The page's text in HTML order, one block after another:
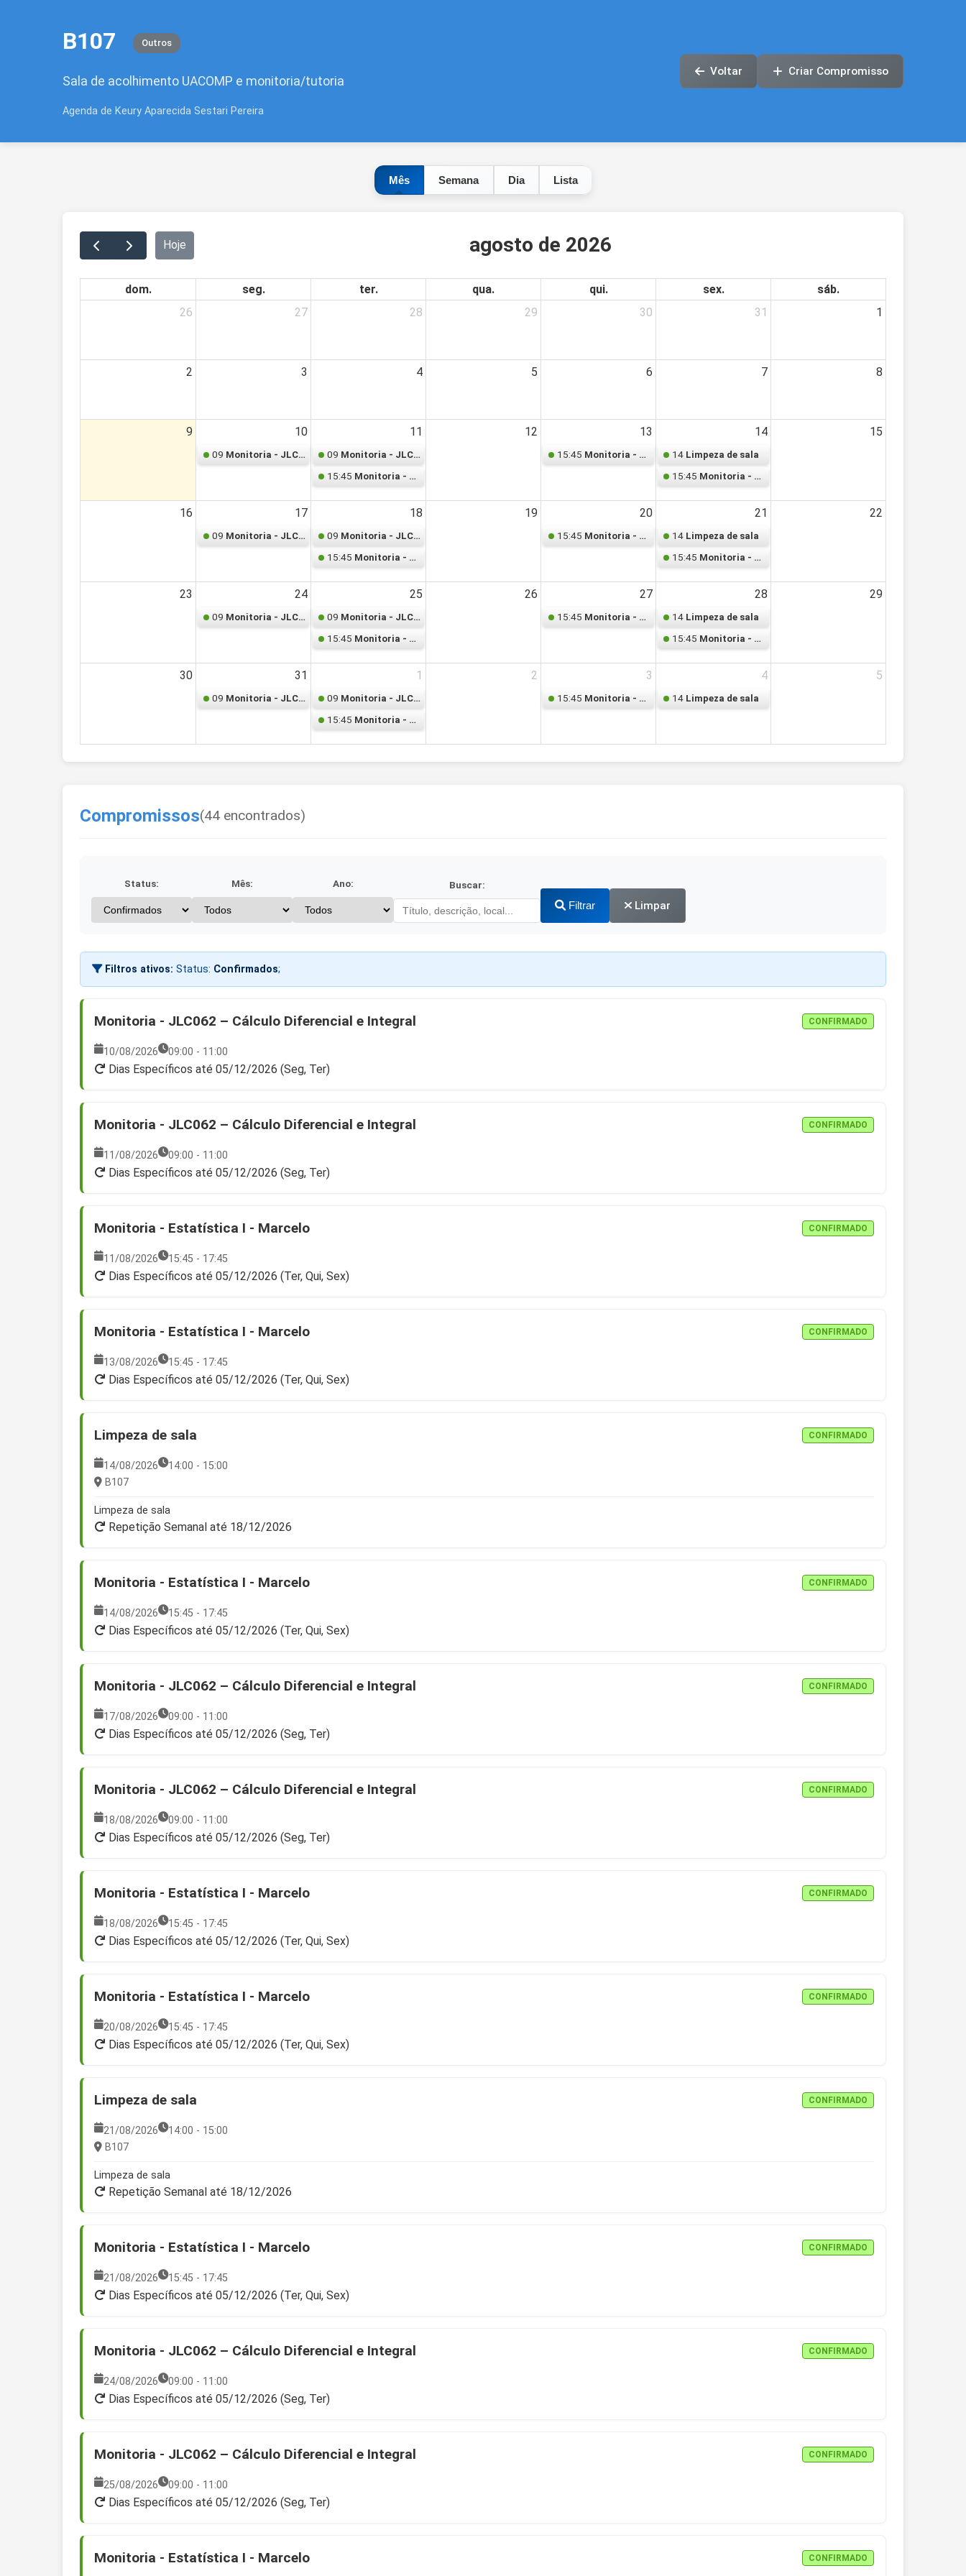
B107 Outros
Sala de acolhimento UACOMP e monitoria/tutoria
Agenda de Keury Aparecida Sestari Pereira
Voltar Criar Compromisso
Mês Semana Dia Lista
Hoje agosto de 2026
dom. seg. ter. qua. qui. sex.
sáb.
26
27 28 29 30 31 1
2 3 4 5 6 7 8
9 10
09 Monitoria - JLC062 – Cálculo Diferencial e Integral
11
09 Monitoria - JLC062 – Cálculo Diferencial e Integral
15:45 Monitoria - Estatística I - Marcelo
12 13
15:45 Monitoria - Estatística I - Marcelo
14
14 Limpeza de sala
15:45 Monitoria - Estatística I - Marcelo
15
16 17
09 Monitoria - JLC062 – Cálculo Diferencial e Integral
18
09 Monitoria - JLC062 – Cálculo Diferencial e Integral
15:45 Monitoria - Estatística I - Marcelo
19 20
15:45 Monitoria - Estatística I - Marcelo
21
14 Limpeza de sala
15:45 Monitoria - Estatística I - Marcelo
22
23 24
09 Monitoria - JLC062 – Cálculo Diferencial e Integral
25
09 Monitoria - JLC062 – Cálculo Diferencial e Integral
15:45 Monitoria - Estatística I - Marcelo
26 27
15:45 Monitoria - Estatística I - Marcelo
28
14 Limpeza de sala
15:45 Monitoria - Estatística I - Marcelo
29
30 31
09 Monitoria - JLC062 – Cálculo Diferencial e Integral
1
09 Monitoria - JLC062 – Cálculo Diferencial e Integral
15:45 Monitoria - Estatística I - Marcelo
2 3
15:45 Monitoria - Estatística I - Marcelo
4
14 Limpeza de sala
5
Compromissos(44 encontrados)
Status: Mês: Ano: Buscar:
Filtrar Limpar
Filtros ativos: Status: Confirmados;
Monitoria - JLC062 – Cálculo Diferencial e Integral CONFIRMADO
10/08/2026 09:00 - 11:00
Dias Específicos até 05/12/2026 (Seg, Ter)
Monitoria - JLC062 – Cálculo Diferencial e Integral CONFIRMADO
11/08/2026 09:00 - 11:00
Dias Específicos até 05/12/2026 (Seg, Ter)
Monitoria - Estatística I - Marcelo CONFIRMADO
11/08/2026 15:45 - 17:45
Dias Específicos até 05/12/2026 (Ter, Qui, Sex)
Monitoria - Estatística I - Marcelo CONFIRMADO
13/08/2026 15:45 - 17:45
Dias Específicos até 05/12/2026 (Ter, Qui, Sex)
Limpeza de sala CONFIRMADO
14/08/2026
14:00 - 15:00
B107
Limpeza de sala
Repetição Semanal até 18/12/2026
Monitoria - Estatística I - Marcelo CONFIRMADO
14/08/2026 15:45 - 17:45
Dias Específicos até 05/12/2026 (Ter, Qui, Sex)
Monitoria - JLC062 – Cálculo Diferencial e Integral CONFIRMADO
17/08/2026 09:00 - 11:00
Dias Específicos até 05/12/2026 (Seg, Ter)
Monitoria - JLC062 – Cálculo Diferencial e Integral CONFIRMADO
18/08/2026 09:00 - 11:00
Dias Específicos até 05/12/2026 (Seg, Ter)
Monitoria - Estatística I - Marcelo CONFIRMADO
18/08/2026 15:45 - 17:45
Dias Específicos até 05/12/2026 (Ter, Qui, Sex)
Monitoria - Estatística I - Marcelo CONFIRMADO
20/08/2026 15:45 - 17:45
Dias Específicos até 05/12/2026 (Ter, Qui, Sex)
Limpeza de sala CONFIRMADO
21/08/2026
14:00 - 15:00
B107
Limpeza de sala
Repetição Semanal até 18/12/2026
Monitoria - Estatística I - Marcelo CONFIRMADO
21/08/2026 15:45 - 17:45
Dias Específicos até 05/12/2026 (Ter, Qui, Sex)
Monitoria - JLC062 – Cálculo Diferencial e Integral CONFIRMADO
24/08/2026 09:00 - 11:00
Dias Específicos até 05/12/2026 (Seg, Ter)
Monitoria - JLC062 – Cálculo Diferencial e Integral CONFIRMADO
25/08/2026 09:00 - 11:00
Dias Específicos até 05/12/2026 (Seg, Ter)
Monitoria - Estatística I - Marcelo CONFIRMADO